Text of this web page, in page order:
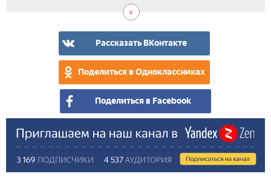
Рассказать ВКонтакте
Поделиться в Одноклассниках
Поделиться в Facebook